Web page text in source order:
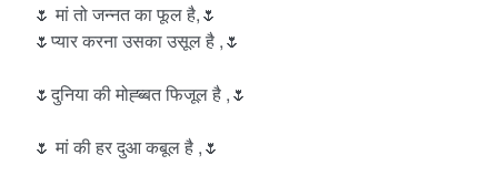
🌷 मां तो जन्नत का फूल है,🌷
🌷प्यार करना उसका उसूल है ,🌷
🌷दुनिया की मोह्ब्बत फिजूल है ,🌷
🌷 मां की हर दुआ कबूल है ,🌷